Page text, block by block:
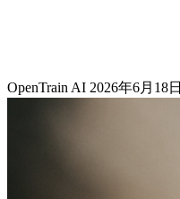
OpenTrain AI 2026年6月18日